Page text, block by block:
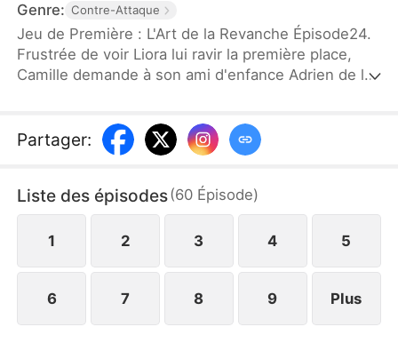
Genre: Contre-Attaque
Jeu de Première : L'Art de la Revanche Épisode24.
Frustrée de voir Liora lui ravir la première place,
Camille demande à son ami d'enfance Adrien de la
avec Adrien, quitte à voir ses notes chuter. Le jour
des résultats, persuadée de sa victoire, Camille
Mais la vraie première de classe a une surprise : «
Je veux tout : l'amour et le succès ! »
Partager:
Liste des épisodes(60 Épisode)
1 2 3 4 5
6 7 8 9 Plus